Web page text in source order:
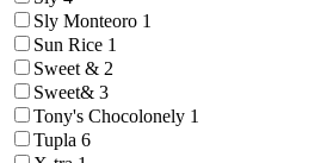
Sly Monteoro 1
Sun Rice 1
Sweet & 2
Sweet& 3
Tony's Chocolonely 1
Tupla 6